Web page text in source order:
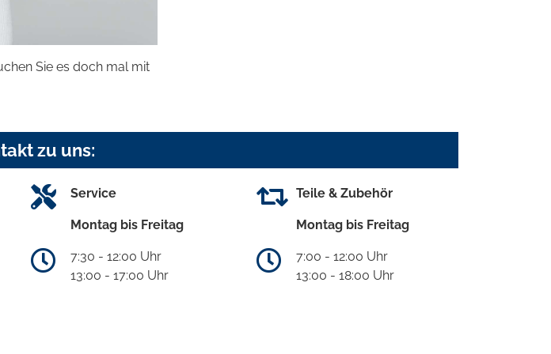
Sie es doch mal mit
zu uns:
Service
Montag bis Freitag
7:30 - 12:00 Uhr
13:00 - 17:00 Uhr
Teile & Zubehör
Montag bis Freitag
7:00 - 12:00 Uhr
13:00 - 18:00 Uhr